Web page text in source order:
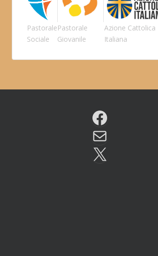
Pastorale
Sociale
Pastorale
Giovanile
Azione Cattolica
Italiana
Facebook
Email
X